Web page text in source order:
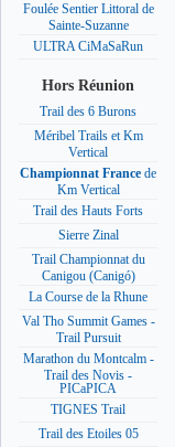
Foulée Sentier Littoral de
Sainte-Suzanne
ULTRA CiMaSaRun
Hors Réunion
Trail des 6 Burons
Méribel Trails et Km
Vertical
Championnat France de
Km Vertical
Trail des Hauts Forts
Sierre Zinal
Trail Championnat du
Canigou (Canigó)
La Course de la Rhune
Val Tho Summit Games -
Trail Pursuit
Marathon du Montcalm -
Trail des Novis -
PICaPICA
TIGNES Trail
Trail des Etoiles 05